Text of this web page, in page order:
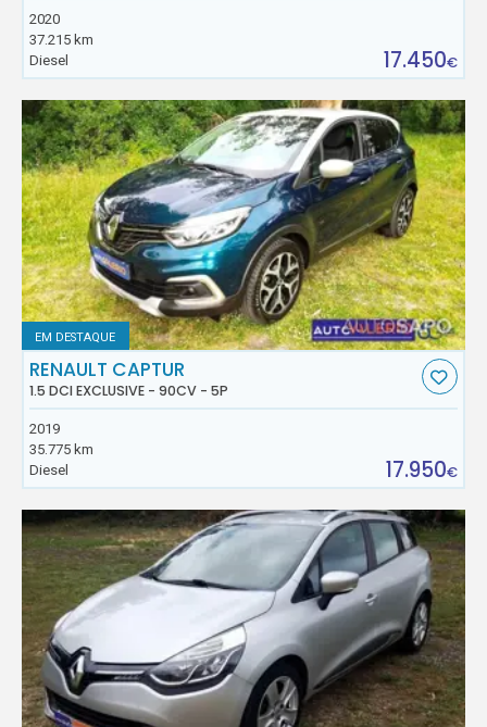
2020
37.215 km
Diesel
17.450€
EM DESTAQUE
RENAULT CAPTUR
1.5 DCI EXCLUSIVE - 90CV - 5P
2019
35.775 km
Diesel
17.950€